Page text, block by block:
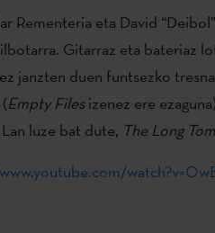
Rementeria eta David
Gitarraz eta bateriaz
janzten duen funtsezko
Empty Filesizenez ere
luze bat dute, The Long